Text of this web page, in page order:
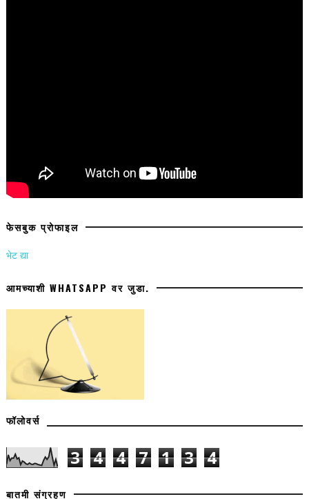
फेसबुक प्रोफाइल
भेट द्या
आमच्याशी WHATSAPP वर जुडा.
फॉलोवर्स
3 4 4 7 1 3 4
बातमी संग्रहण